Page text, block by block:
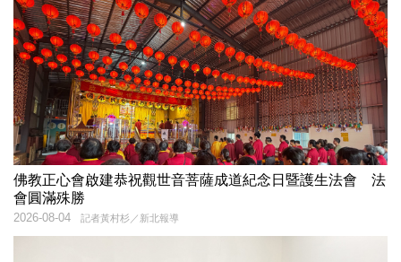
佛教正心會啟建恭祝觀世音菩薩成道紀念日暨護生法會 法
會圓滿殊勝
記者黃村杉／新北報導
2026-08-04